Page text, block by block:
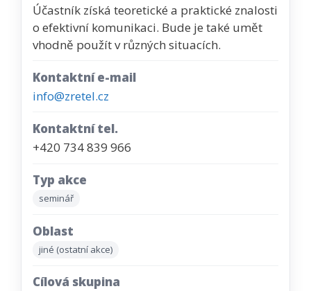
Účastník získá teoretické a praktické znalosti
o efektivní komunikaci. Bude je také umět
vhodně použít v různých situacích.
Kontaktní e-mail
info@zretel.cz
Kontaktní tel.
+420 734 839 966
Typ akce
seminář
Oblast
jiné (ostatní akce)
Cílová skupina